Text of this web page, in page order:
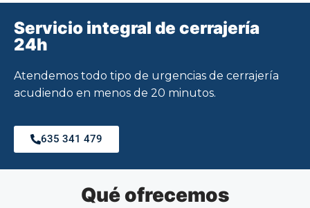
Servicio integral de cerrajería
24h
Atendemos todo tipo de urgencias de cerrajería
acudiendo en menos de 20 minutos.
635 341 479
Qué ofrecemos